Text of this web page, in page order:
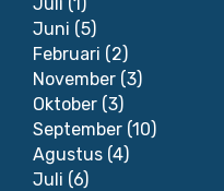
Juni (5)
Februari (2)
November (3)
Oktober (3)
September (10)
Agustus (4)
Juli (6)